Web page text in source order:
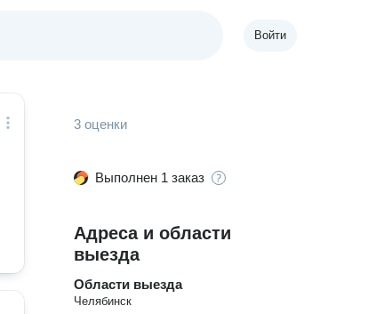
Войти
3 оценки
Выполнен 1 заказ
Адреса и области
выезда
Области выезда
Челябинск